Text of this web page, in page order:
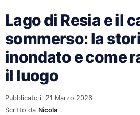
Lago di Resia e il
sommerso: la
inondato e come
il luogo
Pubblicato il 21 Marzo 2026
Scritto da Nicola